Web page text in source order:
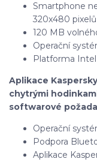
Smartphone
320x480
120 MB
Operační
Platforma
Aplikace
chytrými
softwarové
Operační
Podpora
Aplikace